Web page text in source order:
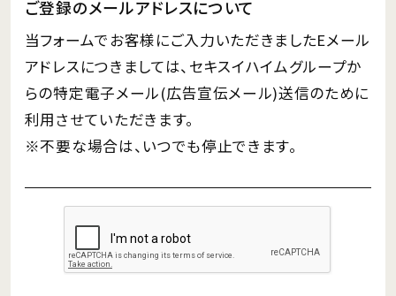
ご登録のメールアドレスについて
当フォームでお客様にご入力いただきましたEメール
アドレスにつきましては、セキスイハイムグループか
らの特定電子メール(広告宣伝メール)送信のために
利用させていただきます。
※不要な場合は、いつでも停止できます。